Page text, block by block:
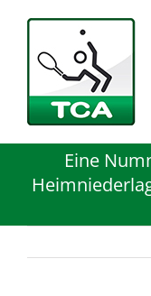
springen
Eine